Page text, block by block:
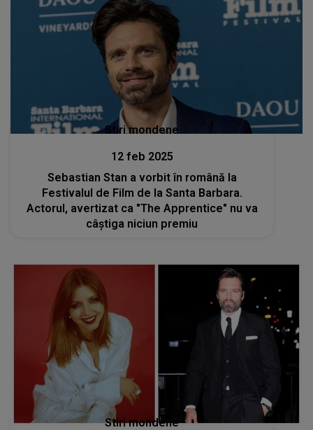
Stiri mondene
12 feb 2025
Sebastian Stan a vorbit în română la
Festivalul de Film de la Santa Barbara.
Actorul, avertizat ca "The Apprentice" nu va
câştiga niciun premiu
Stiri mondene